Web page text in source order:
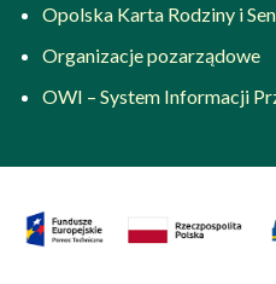
Opolska Karta Rodziny i
Organizacje pozarządowe
OWI – System Informacji